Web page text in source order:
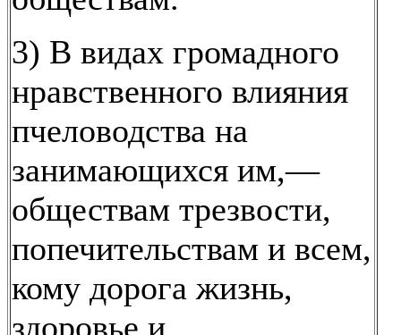
3) В видах громадного
нравственного влияния
пчеловодства на
занимающихся им,—
обществам трезвости,
попечительствам и всем,
кому дорога жизнь,
здоровье и